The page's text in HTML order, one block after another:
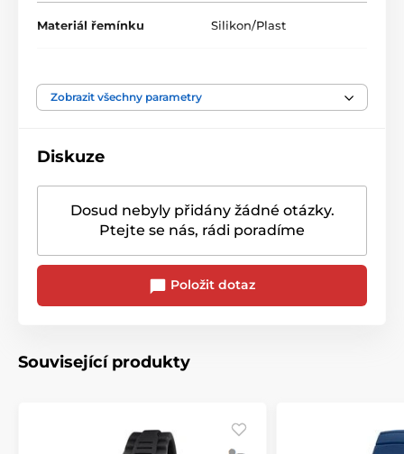
Materiál řemínku Silikon/Plast
Zobrazit všechny parametry
Diskuze
Dosud nebyly přidány žádné otázky.
Ptejte se nás, rádi poradíme
Položit dotaz
Související produkty